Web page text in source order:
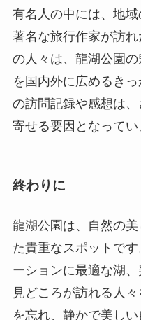
寄せる要因となってい
終わりに
龍湖公園は、自然の
た貴重なスポットです
見どころが訪れる人
するには理想的な場所
てください。